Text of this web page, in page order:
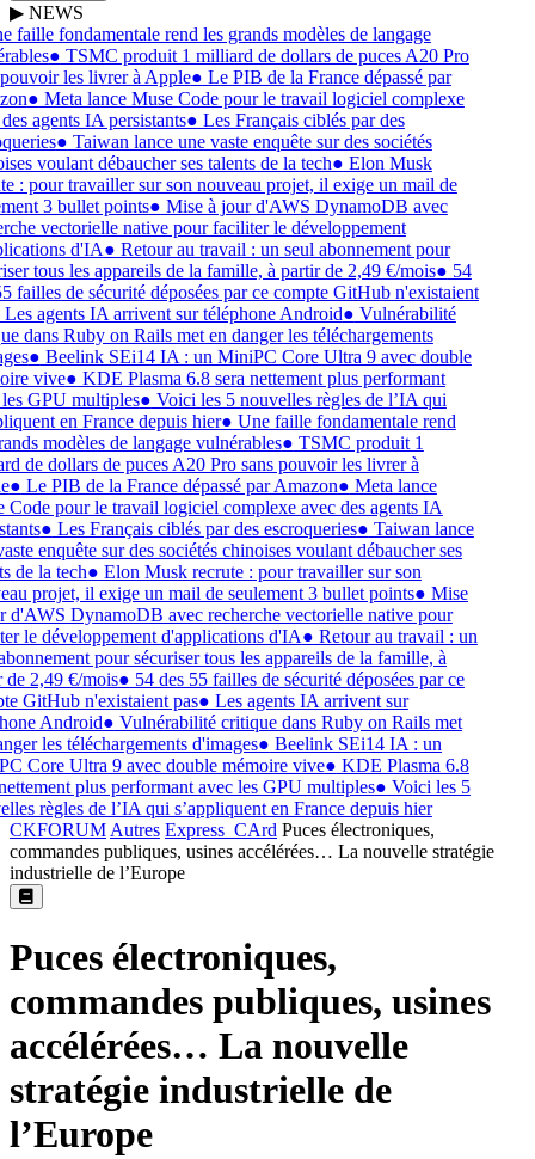
▶ NEWS
faille fondamentale rend les grands modèles de langage
●TSMC produit 1 milliard de dollars de puces A20 Pro
les livrer à Apple●Le PIB de la France dépassé par
●Meta lance Muse Code pour le travail logiciel complexe
agents IA persistants●Les Français ciblés par des
●Taiwan lance une vaste enquête sur des sociétés
voulant débaucher ses talents de la tech●Elon Musk
: pour travailler sur son nouveau projet, il exige un mail de
3 bullet points●Mise à jour d'AWS DynamoDB avec
vectorielle native pour faciliter le développement
d'IA●Retour au travail : un seul abonnement pour
tous les appareils de la famille, à partir de 2,49 €/mois●54
failles de sécurité déposées par ce compte GitHub n'existaient
agents IA arrivent sur téléphone Android●Vulnérabilité
dans Ruby on Rails met en danger les téléchargements
●Beelink SEi14 IA : un MiniPC Core Ultra 9 avec double
vive●KDE Plasma 6.8 sera nettement plus performant
GPU multiples●Voici les 5 nouvelles règles de l’IA qui
en France depuis hier●Une faille fondamentale rend
modèles de langage vulnérables●TSMC produit 1
de dollars de puces A20 Pro sans pouvoir les livrer à
●Le PIB de la France dépassé par Amazon●Meta lance
Code pour le travail logiciel complexe avec des agents IA
●Les Français ciblés par des escroqueries●Taiwan lance
enquête sur des sociétés chinoises voulant débaucher ses
de la tech●Elon Musk recrute : pour travailler sur son
projet, il exige un mail de seulement 3 bullet points●Mise
d'AWS DynamoDB avec recherche vectorielle native pour
le développement d'applications d'IA●Retour au travail : un
pour sécuriser tous les appareils de la famille, à
2,49 €/mois●54 des 55 failles de sécurité déposées par ce
GitHub n'existaient pas●Les agents IA arrivent sur
Android●Vulnérabilité critique dans Ruby on Rails met
les téléchargements d'images●Beelink SEi14 IA : un
Core Ultra 9 avec double mémoire vive●KDE Plasma 6.8
plus performant avec les GPU multiples●Voici les 5
règles de l’IA qui s’appliquent en France depuis hier
CKFORUMAutres Express_CArd Puces électroniques,
commandes publiques, usines accélérées… La nouvelle stratégie
industrielle de l’Europe
Puces électroniques,
commandes publiques, usines
accélérées… La nouvelle
stratégie industrielle de
l’Europe